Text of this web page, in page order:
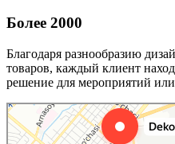
Более 2000
Благодаря разнообразию
товаров, каждый клиент
решение для мероприятий или